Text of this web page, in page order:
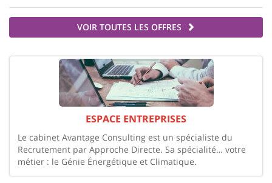
VOIR TOUTES LES OFFRES
ESPACE ENTREPRISES
Le cabinet Avantage Consulting est un spécialiste du
Recrutement par Approche Directe. Sa spécialité… votre
métier : le Génie Énergétique et Climatique.